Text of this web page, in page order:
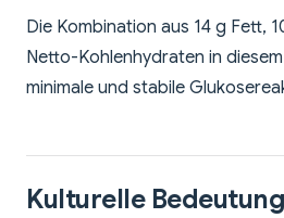
Die Kombination aus 14 g Fett,
Netto-Kohlenhydraten in
minimale und stabile
Kulturelle Bedeutung